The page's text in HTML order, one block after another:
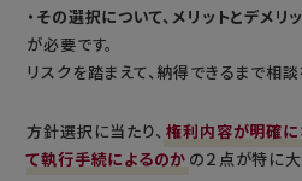
・その選択について、メリットとデメリ
が必要です。
リスクを踏まえて、納得できるまで相談
方針選択に当たり、 権利内容が明確に
て執行手続によるのか の２点が特に大